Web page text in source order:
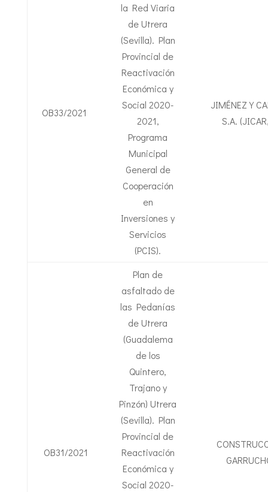
OB33/2021
la Red Viaria
de Utrera
(Sevilla). Plan
Provincial de
Reactivación
Económica y
Social 2020-
2021,
Programa
Municipal
General de
Cooperación
en
Inversiones y
Servicios
(PCIS).
JIMÉNEZ Y
S.A.
OB31/2021
Plan de
asfaltado de
las Pedanías
de Utrera
(Guadalema
de los
Quintero,
Trajano y
Pinzón) Utrera
(Sevilla). Plan
Provincial de
Reactivación
Económica y
Social 2020-